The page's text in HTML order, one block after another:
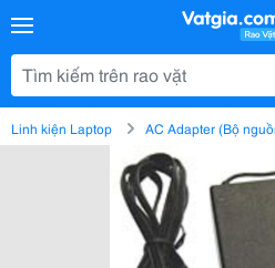
Linh kiện Laptop AC Adapter (Bộ